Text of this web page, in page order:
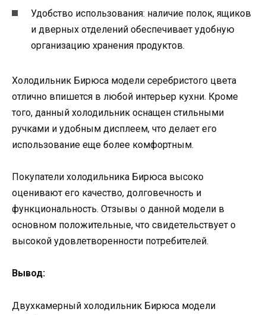
Удобство использования: наличие полок, ящиков
и дверных отделений обеспечивает удобную
организацию хранения продуктов.
Холодильник Бирюса модели серебристого цвета
отлично впишется в любой интерьер кухни. Кроме
того, данный холодильник оснащен стильными
ручками и удобным дисплеем, что делает его
использование еще более комфортным.
Покупатели холодильника Бирюса высоко
оценивают его качество, долговечность и
функциональность. Отзывы о данной модели в
основном положительные, что свидетельствует о
высокой удовлетворенности потребителей.
Вывод:
Двухкамерный холодильник Бирюса модели